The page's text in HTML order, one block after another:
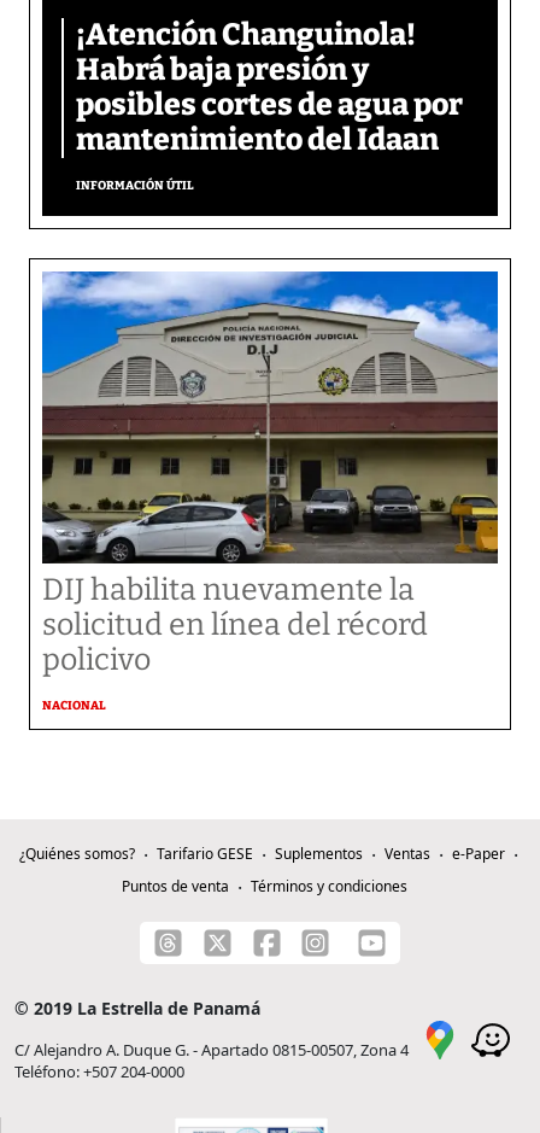
¡Atención Changuinola!
Habrá baja presión y
posibles cortes de agua por
mantenimiento del Idaan
INFORMACIÓN ÚTIL
DIJ habilita nuevamente la
solicitud en línea del récord
policivo
NACIONAL
¿Quiénes somos? Tarifario GESE Suplementos Ventas
e-Paper
Puntos de venta
Términos y condiciones
© 2019 La Estrella de Panamá
C/ Alejandro A. Duque G. - Apartado 0815-00507, Zona 4
Teléfono: +507 204-0000